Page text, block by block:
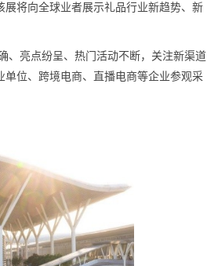
将向全球业者展示礼品行业新趋势、新
、亮点纷呈、热门活动不断，关注新渠道
位、跨境电商、直播电商等企业参观采